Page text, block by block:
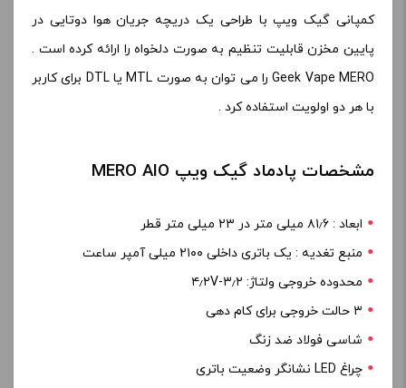
کمپانی گیک ویپ با طراحی یک دریچه جریان هوا دوتایی در
پایین مخزن قابلیت تنظیم به صورت دلخواه را ارائه کرده است .
Geek Vape MERO را می توان به صورت MTL یا DTL برای کاربر
با هر دو اولویت استفاده کرد .
مشخصات پادماد گیک ویپ MERO AIO
ابعاد : ۸۱٫۶ میلی متر در ۲۳ میلی متر قطر
منبع تغدیه : یک باتری داخلی ۲۱۰۰ میلی آمپر ساعت
محدوده خروجی ولتاژ: ۳٫۲-۴٫۲V
۳ حالت خروجی برای کام دهی
شاسی فولاد ضد زنگ
چراغ LED نشانگر وضعیت باتری